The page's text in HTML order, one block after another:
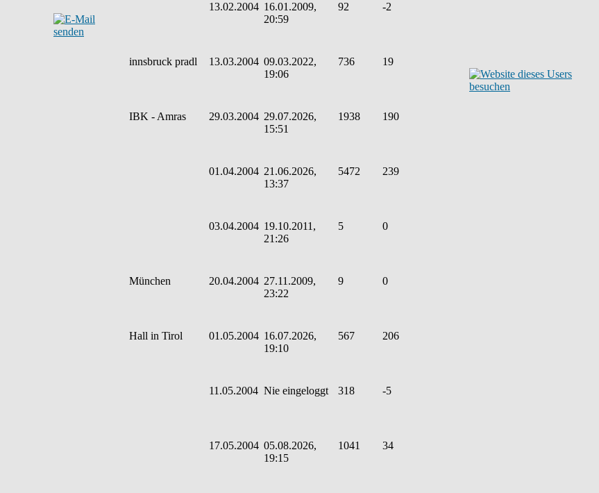
13.02.2004 16.01.2009,
20:59
92 -2
innsbruck pradl 13.03.2004 09.03.2022,
19:06
736 19
IBK - Amras 29.03.2004 29.07.2026,
15:51
1938 190
01.04.2004 21.06.2026,
13:37
5472 239
03.04.2004 19.10.2011,
21:26
5 0
München 20.04.2004 27.11.2009,
23:22
9 0
Hall in Tirol 01.05.2004 16.07.2026,
19:10
567 206
11.05.2004 Nie eingeloggt 318 -5
17.05.2004 05.08.2026,
19:15
1041 34